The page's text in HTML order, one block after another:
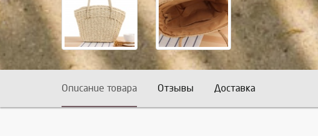
Описание товара Отзывы Доставка